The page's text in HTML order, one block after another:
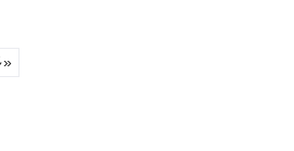
»